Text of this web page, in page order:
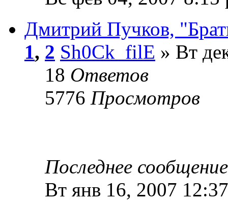
Дмитрий Пучков,
1, 2 Sh0Ck_filE » Вт
18 Ответов
5776 Просмотров
Последнее
Вт янв 16, 2007